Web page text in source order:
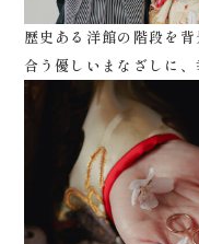
歴史ある洋館の階段を
合う優しいまなざしに、